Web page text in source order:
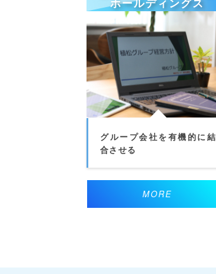
グループ会社を有機的に結
合させる
MORE